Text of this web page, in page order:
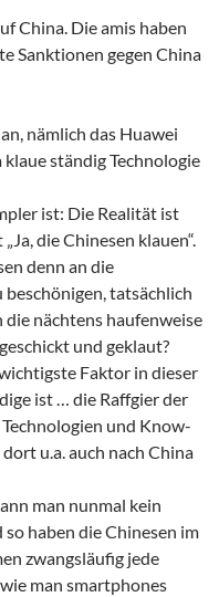
China. Die amis haben
Sanktionen gegen China
nämlich das Huawei
ständig Technologie
ist: Die Realität ist
die Chinesen klauen“.
denn an die
beschönigen, tatsächlich
die nächtens haufenweise
und geklaut?
Faktor in dieser
ist … die Raffgier der
und Know-
u.a. auch nach China
man nunmal kein
haben die Chinesen im
zwangsläufig jede
man smartphones